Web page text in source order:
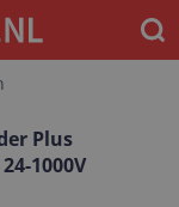
Plus
1000V